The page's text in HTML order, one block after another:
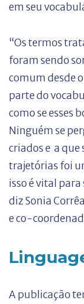
em seu
“Os termos
foram sendo
comum desde
parte do
como se esses
Ninguém se
criados e a que
trajetórias foi
isso é vital
diz Sonia
e co-
A publicação